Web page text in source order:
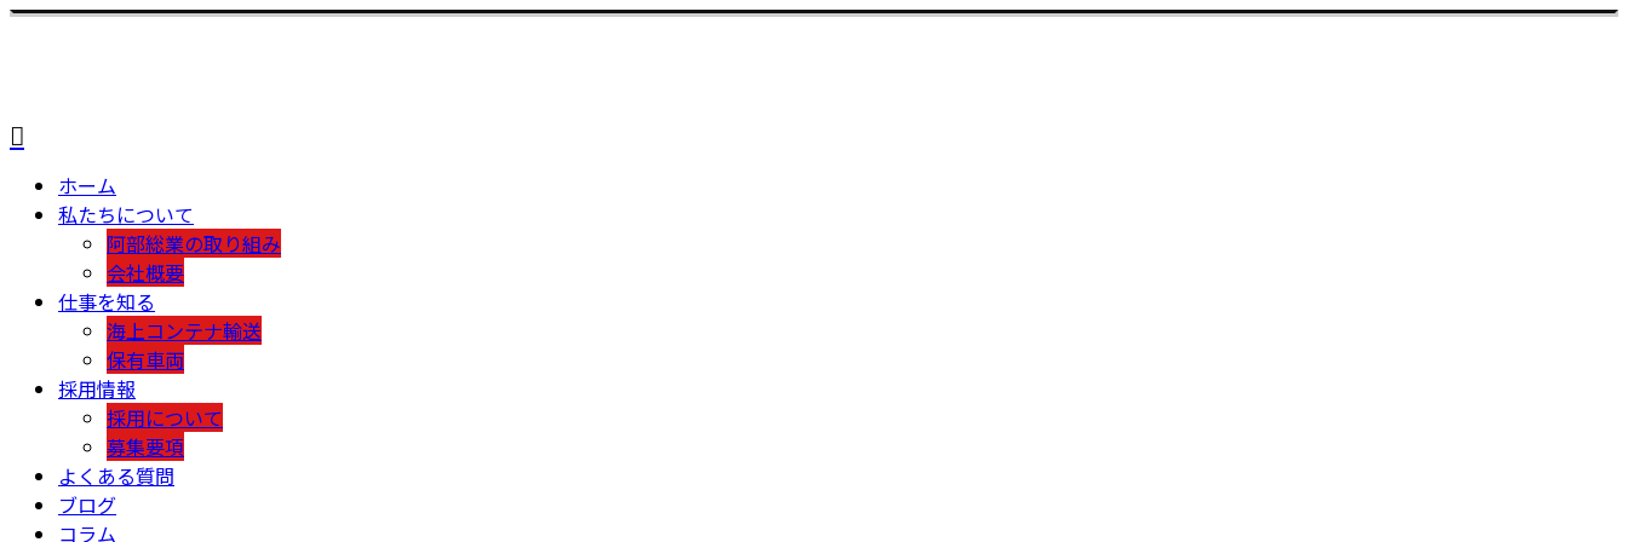
ホーム
私たちについて
阿部総業の取り組み
会社概要
仕事を知る
海上コンテナ輸送
保有車両
採用情報
採用について
募集要項
よくある質問
ブログ
コラム